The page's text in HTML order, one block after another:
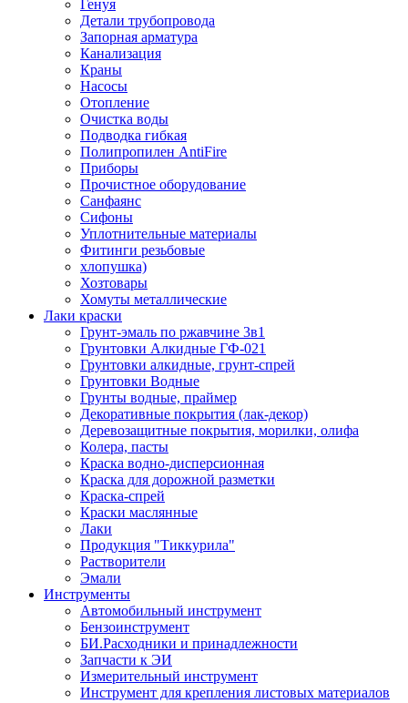
Генуя
Детали трубопровода
Запорная арматура
Канализация
Краны
Насосы
Отопление
Очистка воды
Подводка гибкая
Полипропилен AntiFire
Приборы
Прочистное оборудование
Санфаянс
Сифоны
Уплотнительные материалы
Фитинги резьбовые
хлопушка)
Хозтовары
Хомуты металлические
Лаки краски
Грунт-эмаль по ржавчине 3в1
Грунтовки Алкидные ГФ-021
Грунтовки алкидные, грунт-спрей
Грунтовки Водные
Грунты водные, праймер
Декоративные покрытия (лак-декор)
Деревозащитные покрытия, морилки, олифа
Колера, пасты
Краска водно-дисперсионная
Краска для дорожной разметки
Краска-спрей
Краски маслянные
Лаки
Продукция "Тиккурила"
Растворители
Эмали
Инструменты
Автомобильный инструмент
Бензоинструмент
БИ.Расходники и принадлежности
Запчасти к ЭИ
Измерительный инструмент
Инструмент для крепления листовых материалов